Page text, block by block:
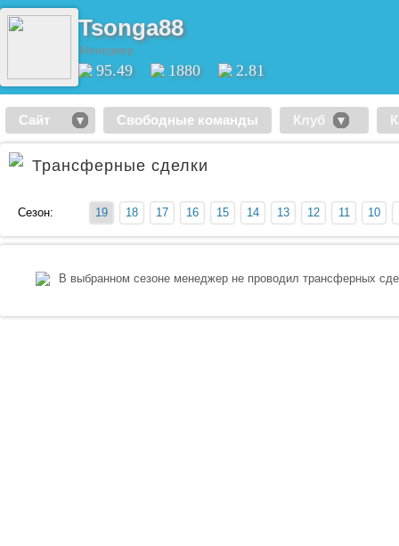
Tsonga88
Менеджер
95.49 1880 2.81
Сайт Свободные команды Клуб
Трансферные сделки
Сезон: 19 18 17 16 15 14 13 12 11 10
В выбранном сезоне менеджер не проводил трансферных